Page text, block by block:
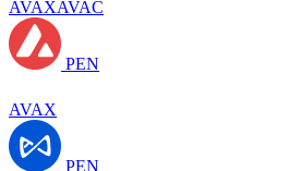
AVAXAVAC
PEN
AVAX
PEN